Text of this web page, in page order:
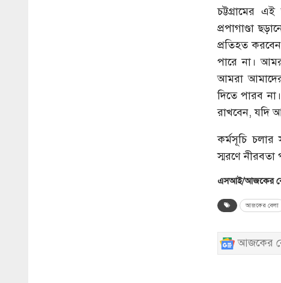
চট্টগ্রামের
প্রপাগাণ্ডা
প্রতিহত
পারে না।
আমরা আমাদের
দিতে পারব
রাখবেন, যদি
কর্মসূচি চলার
স্মরণে
এসআই/আজকের
আজকের বেলা
আজকের